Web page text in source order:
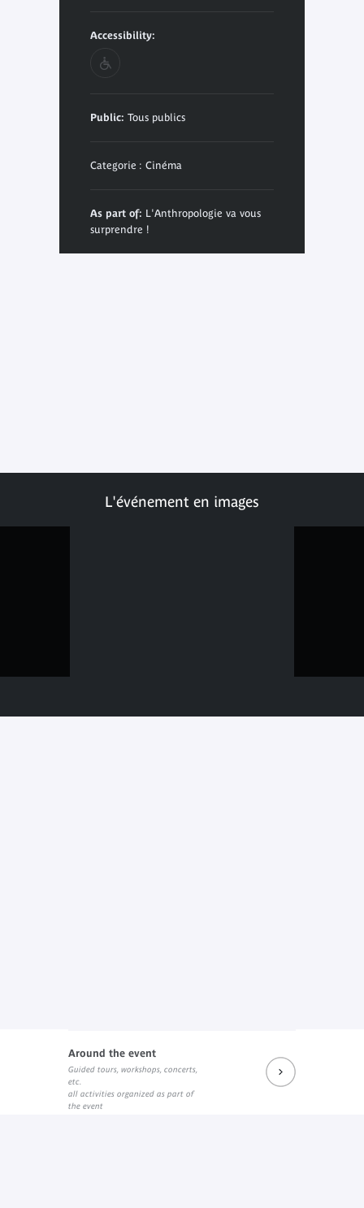
Accessibility:
Public: Tous publics
Categorie : Cinéma
As part of: L'Anthropologie va vous
surprendre !
L'événement en images
Around the event
Guided tours, workshops, concerts,
etc.
all activities organized as part of
the event